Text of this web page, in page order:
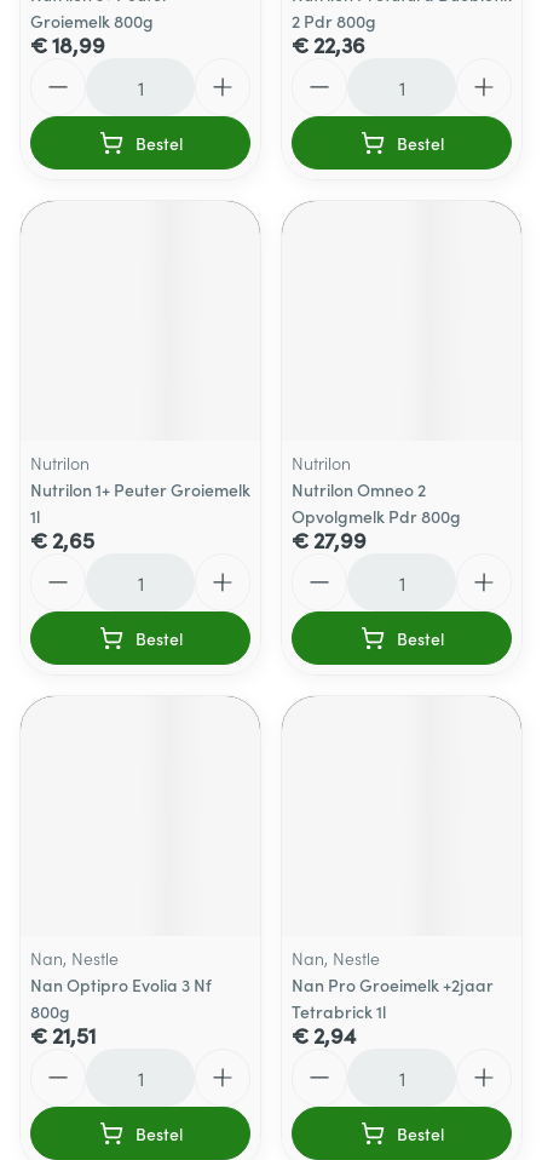
Groiemelk 800g
€ 18,99
Bestel
2 Pdr 800g
€ 22,36
Bestel
Nutrilon
Nutrilon 1+ Peuter Groiemelk
1l
€ 2,65
Bestel
Nutrilon
Nutrilon Omneo 2
Opvolgmelk Pdr 800g
€ 27,99
Bestel
Nan, Nestle
Nan Optipro Evolia 3 Nf
800g
€ 21,51
Bestel
Nan, Nestle
Nan Pro Groeimelk +2jaar
Tetrabrick 1l
€ 2,94
Bestel